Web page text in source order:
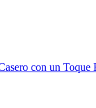
con un Toque